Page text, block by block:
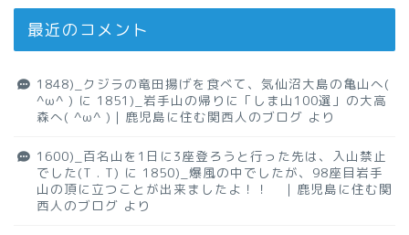
最近のコメント
1848)_クジラの竜田揚げを食べて、気仙沼大島の亀山へ(
^ω^ ) に 1851)_岩手山の帰りに「しま山100選」の大高
森へ( ^ω^ )｜鹿児島に住む関西人のブログ より
1600)_百名山を1日に3座登ろうと行った先は、入山禁止
でした(T . T) に 1850)_爆風の中でしたが、98座目岩手
山の頂に立つことが出来ましたよ！！ ｜鹿児島に住む関
西人のブログ より